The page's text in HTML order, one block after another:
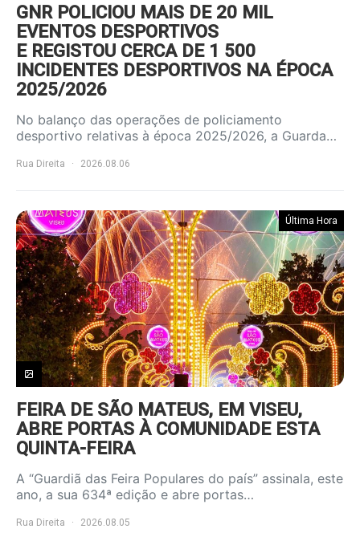
GNR POLICIOU MAIS DE 20 MIL
EVENTOS DESPORTIVOS
E REGISTOU CERCA DE 1 500
INCIDENTES DESPORTIVOS NA ÉPOCA
2025/2026
No balanço das operações de policiamento
desportivo relativas à época 2025/2026, a Guarda…
Rua Direita 2026.08.06
Última Hora
FEIRA DE SÃO MATEUS, EM VISEU,
ABRE PORTAS À COMUNIDADE ESTA
QUINTA-FEIRA
A “Guardiã das Feira Populares do país” assinala, este
ano, a sua 634ª edição e abre portas…
Rua Direita 2026.08.05